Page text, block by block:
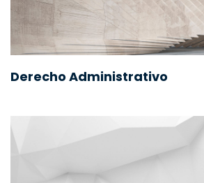
Derecho Administrativo